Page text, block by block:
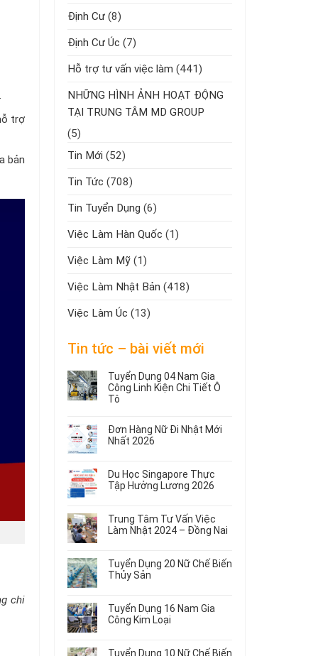
trợ
bản
chi
Định Cư (8)
Định Cư Úc (7)
Hỗ trợ tư vấn việc làm (441)
NHỮNG HÌNH ẢNH HOẠT ĐỘNG
TẠI TRUNG TÂM MD GROUP
(5)
Tin Mới (52)
Tin Tức (708)
Tin Tuyển Dụng (6)
Việc Làm Hàn Quốc (1)
Việc Làm Mỹ (1)
Việc Làm Nhật Bản (418)
Việc Làm Úc (13)
Tin tức – bài viết mới
Tuyển Dụng 04 Nam Gia
Công Linh Kiện Chi Tiết Ô
Tô
có
bình
luận
Tuyển
Dụng
04
Gia
Công
Chi
Tiết
Đơn Hàng Nữ Đi Nhật Mới
Nhất 2026
có
bình
luận
Đơn
Hàng
Nữ
Nhật
Mới
Nhất
Du Học Singapore Thực
Tập Hưởng Lương 2026
có
bình
luận
Du
Học
Singapore
Tập
Hưởng
Lương
Trung Tâm Tư Vấn Việc
Làm Nhật 2024 – Đồng Nai
có
bình
luận
Trung
Tâm
Tư
Việc
Tuyển Dụng 20 Nữ Chế Biến
Thủy Sản
có
bình
luận
Tuyển
Tuyển Dụng 16 Nam Gia
Công Kim Loại
có
Tuyển Dụng 10 Nữ Chế Biến